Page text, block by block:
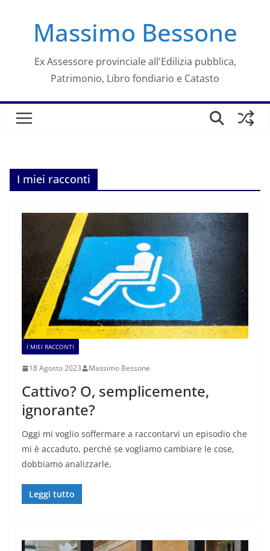
contenutoMassimo Bessone
Ex Assessore provinciale all'Edilizia pubblica,
Patrimonio, Libro fondiario e Catasto
I miei racconti
I MIEI RACCONTI
18 Agosto 2023 Massimo Bessone
Cattivo? O, semplicemente,
ignorante?
Oggi mi voglio soffermare a raccontarvi un episodio che
mi è accaduto, perché se vogliamo cambiare le cose,
dobbiamo analizzarle,
Leggi tutto